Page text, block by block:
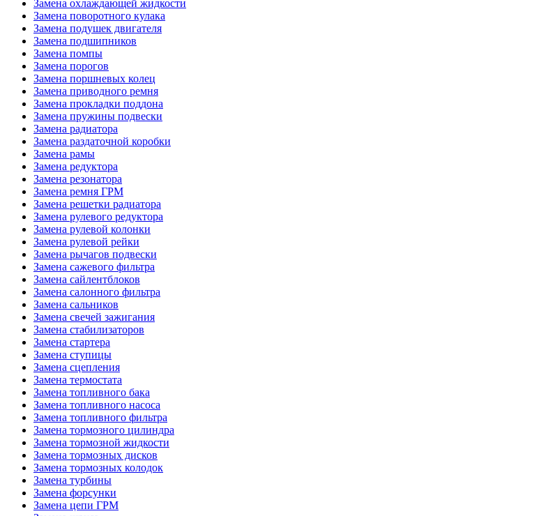
Замена охлаждающей жидкости
Замена поворотного кулака
Замена подушек двигателя
Замена подшипников
Замена помпы
Замена порогов
Замена поршневых колец
Замена приводного ремня
Замена прокладки поддона
Замена пружины подвески
Замена радиатора
Замена раздаточной коробки
Замена рамы
Замена редуктора
Замена резонатора
Замена ремня ГРМ
Замена решетки радиатора
Замена рулевого редуктора
Замена рулевой колонки
Замена рулевой рейки
Замена рычагов подвески
Замена сажевого фильтра
Замена сайлентблоков
Замена салонного фильтра
Замена сальников
Замена свечей зажигания
Замена стабилизаторов
Замена стартера
Замена ступицы
Замена сцепления
Замена термостата
Замена топливного бака
Замена топливного насоса
Замена топливного фильтра
Замена тормозного цилиндра
Замена тормозной жидкости
Замена тормозных дисков
Замена тормозных колодок
Замена турбины
Замена форсунки
Замена цепи ГРМ